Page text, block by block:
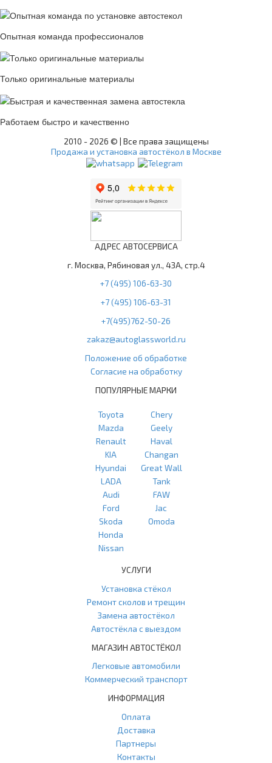
Опытная команда профессионалов
Только оригинальные материалы
Работаем быстро и качественно
2010 - 2026 © | Все права защищены
Продажа и установка автостёкол в Москве
АДРЕС АВТОСЕРВИСА
г. Москва, Рябиновая ул., 43А, стр.4
+7 (495) 106-63-30
+7 (495) 106-63-31
+7(495)762-50-26
zakaz@autoglassworld.ru
Положение об обработке
Согласие на обработку
ПОПУЛЯРНЫЕ МАРКИ
Toyota
Mazda
Renault
KIA
Hyundai
LADA
Audi
Ford
Skoda
Honda
Nissan
Chery
Geely
Haval
Changan
Great Wall
Tank
FAW
Jac
Omoda
УСЛУГИ
Установка стёкол
Ремонт сколов и трещин
Замена автостёкол
Автостёкла с выездом
МАГАЗИН АВТОСТЁКОЛ
Легковые автомобили
Коммерческий транспорт
ИНФОРМАЦИЯ
Оплата
Доставка
Партнеры
Контакты